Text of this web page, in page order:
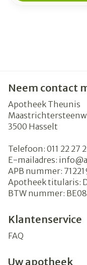
Neem contact
Apotheek Theunis
3500 Hasselt
Telefoon: 011 22 27
E-mailadres: info@
APB nummer:
Apotheek titularis:
BTW nummer:
Klantenservice
FAQ
Uw apotheek